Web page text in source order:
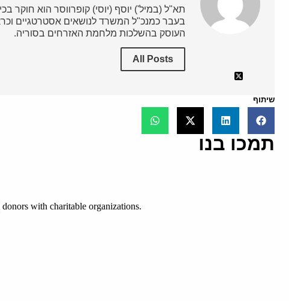
תא"ל (במיל') יוסף (יוסי) קופרווסר הוא חוקר
בעבר כמנכ"ל המשרד לנושאים אסטרטגיים
העוסק בהשלכות מלחמת האזרחים בסוריה.
All Posts
שיתוף
תמכו בנו